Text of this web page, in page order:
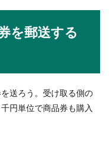
を郵送する
送ろう。受け取る側の
円単位で商品券も購入